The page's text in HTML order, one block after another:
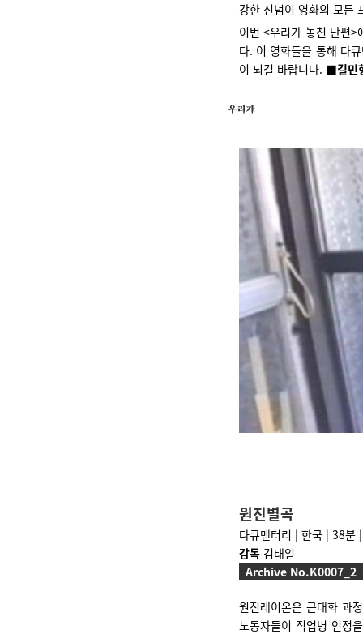
강한 신념이 영화의 모든
이번 <우리가 놓친 단편>
다. 이 영화들을 통해 다
이 되길 바랍니다. ■길민
원진별곡
다큐멘터리 | 한국 | 38분
감독 김태일
Archive No.K0007_2
원진레이온은 근대화 과
노동자들이 직업병 인정